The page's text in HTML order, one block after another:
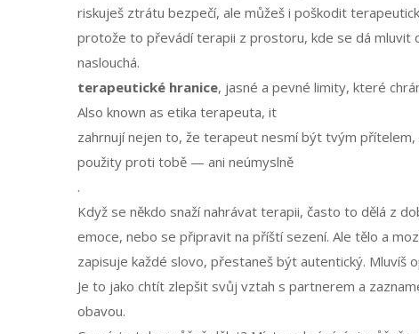
riskuješ ztrátu bezpečí, ale můžeš i poškodit
protože to převádí terapii z prostoru, kde se dá mluvit
naslouchá.
terapeutické hranice, jasné a pevné limity, které
Also known as etika terapeuta, it
zahrnují nejen to, že terapeut nesmí být tvým
použity proti tobě — ani neúmyslně
.
Když se někdo snaží nahrávat terapii, často to dělá z
emoce, nebo se připravit na příští sezení. Ale tělo a
zapisuje každé slovo, přestaneš být autentický.
Je to jako chtít zlepšit svůj vztah s partnerem a
obavou.